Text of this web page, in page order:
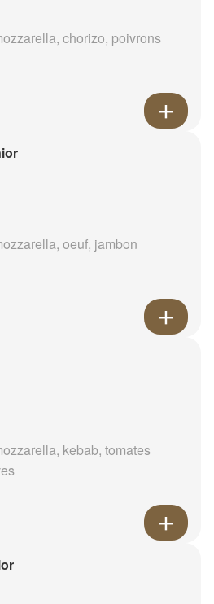
chorizo, poivrons
oeuf, jambon
kebab, tomates